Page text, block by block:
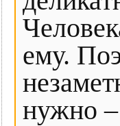
ему.
нужно –